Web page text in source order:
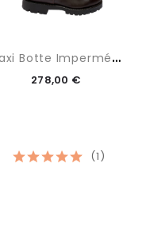
M
Axi Botte Imperméable
278,00 €
(1)